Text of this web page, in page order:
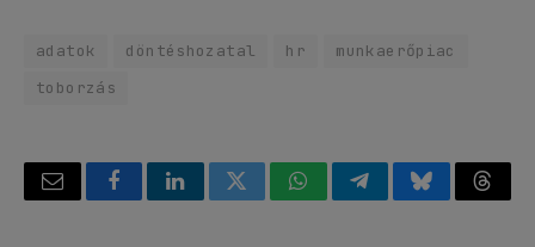
adatok döntéshozatal hr
munkaerőpiac
toborzás
Email FacebookLinkedInTwitterWhatsAppTelegramBluesky